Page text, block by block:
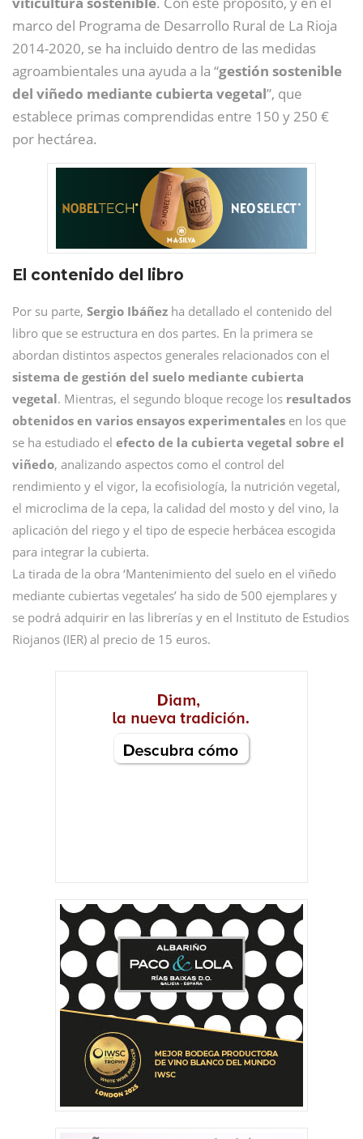
marco del Programa de Desarrollo Rural de La Rioja
2014-2020, se ha incluido dentro de las medidas
agroambientales una ayuda a la “gestión sostenible
del viñedo mediante cubierta vegetal”, que
establece primas comprendidas entre 150 y 250 €
por hectárea.
El contenido del libro
Por su parte, Sergio Ibáñez ha detallado el contenido del
libro que se estructura en dos partes. En la primera se
abordan distintos aspectos generales relacionados con el
sistema de gestión del suelo mediante cubierta
vegetal. Mientras, el segundo bloque recoge los resultados
obtenidos en varios ensayos experimentales en los que
se ha estudiado el efecto de la cubierta vegetal sobre el
viñedo, analizando aspectos como el control del
rendimiento y el vigor, la ecofisiología, la nutrición vegetal,
el microclima de la cepa, la calidad del mosto y del vino, la
aplicación del riego y el tipo de especie herbácea escogida
para integrar la cubierta.
La tirada de la obra ‘Mantenimiento del suelo en el viñedo
mediante cubiertas vegetales’ ha sido de 500 ejemplares y
se podrá adquirir en las librerías y en el Instituto de Estudios
Riojanos (IER) al precio de 15 euros.